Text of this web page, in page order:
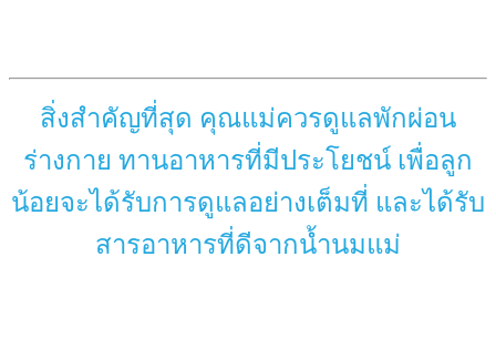
สิ่งสำคัญที่สุด คุณแม่ควรดูแลพักผ่อน
ร่างกาย ทานอาหารที่มีประโยชน์ เพื่อลูก
น้อยจะได้รับการดูแลอย่างเต็มที่ และได้รับ
สารอาหารที่ดีจากน้ำนมแม่